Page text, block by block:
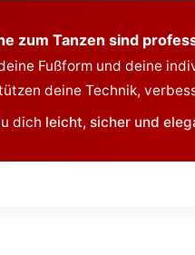
zum Tanzen sind
Fußform und deine
deine Technik,
dich leicht, sicher und